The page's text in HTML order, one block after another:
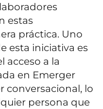
estas
práctica. Uno
esta iniciativa es
acceso a la
en Emerger
conversacional, lo
persona que